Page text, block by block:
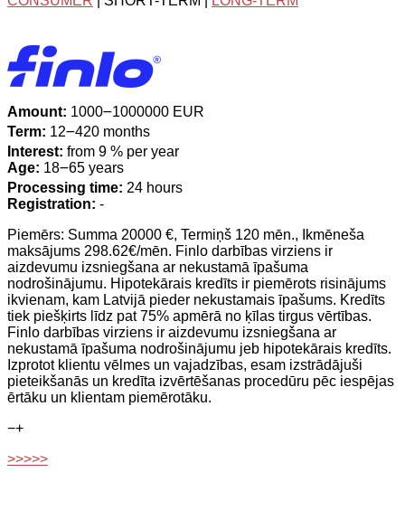
Amount: 1000౼1000000 EUR
Term: 12౼420 months
Interest: from 9 % per year
Age: 18౼65 years
Processing time: 24 hours
Registration: -
Piemērs: Summa 20000 €, Termiņš 120 mēn., Ikmēneša
maksājums 298.62€/mēn. Finlo darbības virziens ir
aizdevumu izsniegšana ar nekustamā īpašuma
nodrošinājumu. Hipotekārais kredīts ir piemērots risinājums
ikvienam, kam Latvijā pieder nekustamais īpašums. Kredīts
tiek piešķirts līdz pat 75% apmērā no ķīlas tirgus vērtības.
Finlo darbības virziens ir aizdevumu izsniegšana ar
nekustamā īpašuma nodrošinājumu jeb hipotekārais kredīts.
Izprotot klientu vēlmes un vajadzības, esam izstrādājuši
pieteikšanās un kredīta izvērtēšanas procedūru pēc iespējas
ērtāku un klientam piemērotāku.
−+
>>>>>